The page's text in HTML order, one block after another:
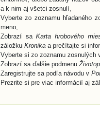
a k nim aj všetci zosnulí,
Vyberte zo zoznamu hľadaného
meno,
Zobrazí saKarta hrobového
záložku Kronika a prečítajte si
Vyberte si zo zoznamu zosnulých
Zobrazí sa ďalšie podmenu
Zaregistrujte sa podľa návodu v
Prezrite si pre viac informácií aj